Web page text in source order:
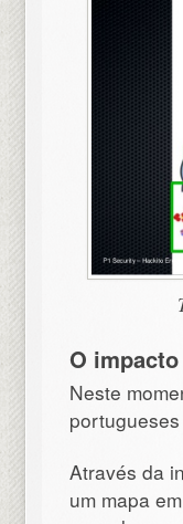
O
Neste
Através da
um mapa